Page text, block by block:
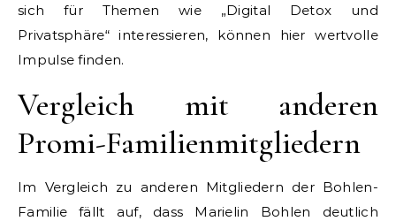
sich für Themen wie „Digital Detox und
Privatsphäre“ interessieren, können hier wertvolle
Impulse finden.
Vergleich mit anderen
Promi-Familienmitgliedern
Im Vergleich zu anderen Mitgliedern der Bohlen-
Familie fällt auf, dass Marielin Bohlen deutlich